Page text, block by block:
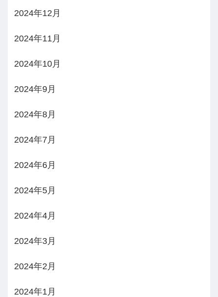
2024年12月
2024年11月
2024年10月
2024年9月
2024年8月
2024年7月
2024年6月
2024年5月
2024年4月
2024年3月
2024年2月
2024年1月